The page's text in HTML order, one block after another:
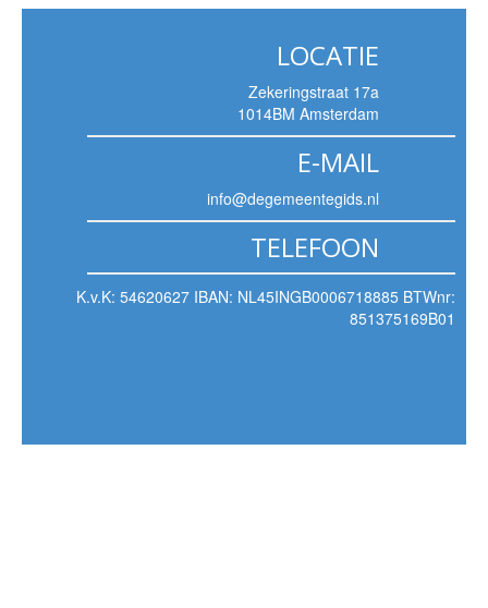
LOCATIE
Zekeringstraat 17a
1014BM Amsterdam
E-MAIL
info@degemeentegids.nl
TELEFOON
K.v.K: 54620627 IBAN: NL45INGB0006718885 BTWnr:
851375169B01